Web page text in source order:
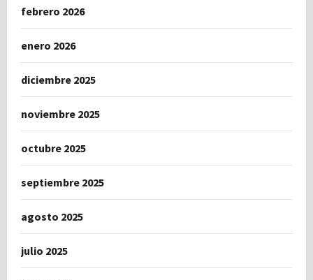
febrero 2026
enero 2026
diciembre 2025
noviembre 2025
octubre 2025
septiembre 2025
agosto 2025
julio 2025